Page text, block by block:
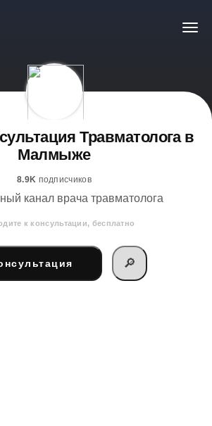
Травматолога в
Малмыже
8.9K подписчиков
канал врача травматолога
к консультации, бесплатно
🔎